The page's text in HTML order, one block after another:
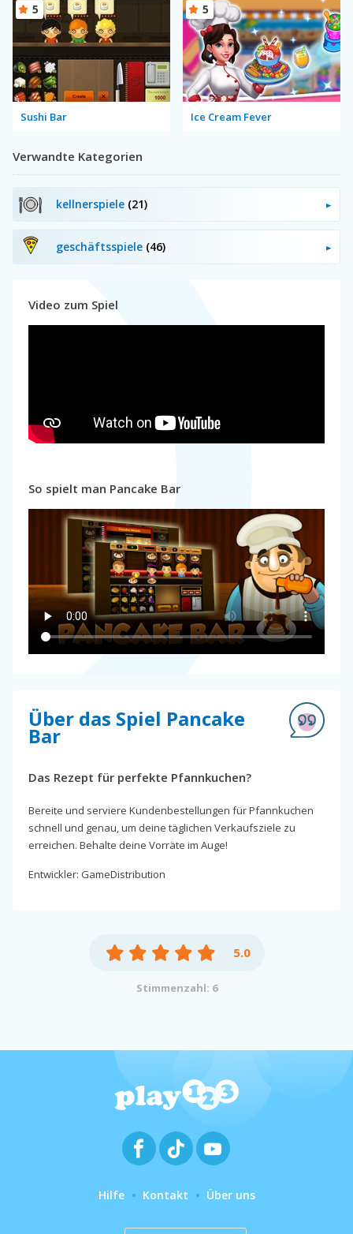
Sushi Bar
5
Ice Cream Fever
5
Verwandte Kategorien
kellnerspiele (21)
geschäftsspiele (46)
Video zum Spiel
So spielt man Pancake Bar
Über das Spiel Pancake
Bar
Das Rezept für perfekte Pfannkuchen?
Bereite und serviere Kundenbestellungen für Pfannkuchen
schnell und genau, um deine täglichen Verkaufsziele zu
erreichen. Behalte deine Vorräte im Auge!
Entwickler: GameDistribution
5.0
Stimmenzahl: 6
Hilfe Kontakt Über uns